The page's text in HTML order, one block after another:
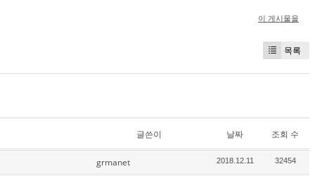
이 게시물을
목록
글쓴이 날짜 조회 수
grmanet 2018.12.11 32454